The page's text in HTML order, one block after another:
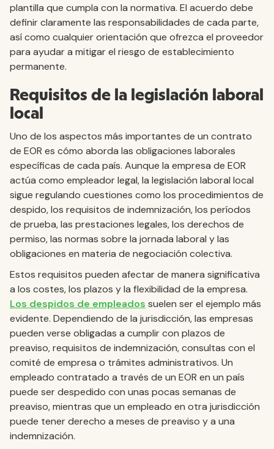
plantilla que cumpla con la normativa. El acuerdo debe
definir claramente las responsabilidades de cada parte,
así como cualquier orientación que ofrezca el proveedor
para ayudar a mitigar el riesgo de establecimiento
permanente.
Requisitos de la legislación laboral
local
Uno de los aspectos más importantes de un contrato
de EOR es cómo aborda las obligaciones laborales
específicas de cada país. Aunque la empresa de EOR
actúa como empleador legal, la legislación laboral local
sigue regulando cuestiones como los procedimientos de
despido, los requisitos de indemnización, los períodos
de prueba, las prestaciones legales, los derechos de
permiso, las normas sobre la jornada laboral y las
obligaciones en materia de negociación colectiva.
Estos requisitos pueden afectar de manera significativa
a los costes, los plazos y la flexibilidad de la empresa.
Los despidos de empleados suelen ser el ejemplo más
evidente. Dependiendo de la jurisdicción, las empresas
pueden verse obligadas a cumplir con plazos de
preaviso, requisitos de indemnización, consultas con el
comité de empresa o trámites administrativos. Un
empleado contratado a través de un EOR en un país
puede ser despedido con unas pocas semanas de
preaviso, mientras que un empleado en otra jurisdicción
puede tener derecho a meses de preaviso y a una
indemnización.